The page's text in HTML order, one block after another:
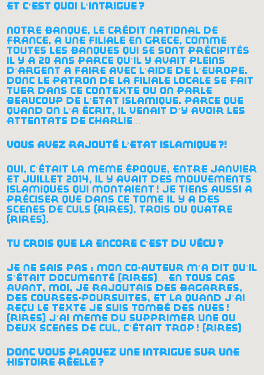
et c’est quoi l’intrigue ?
notre banque, le crédit national de
france, a une filiale en grèce, comme
toutes les banques qui se sont précipités
il y a 20 ans parce qu’il y avait pleins
d’argent à faire avec l’aide de l’europe.
donc le patron de la filiale locale se fait
tuer dans ce contexte où on parle
beaucoup de l’etat islamique. parce que
quand on l’a écrit, il venait d’y avoir les
attentats de charlie…
vous avez rajouté l’etat islamique ?!
oui, c’était la même époque, entre janvier
et juillet 2014, il y avait des mouvements
islamiques qui montaient ! je tiens aussi à
préciser que dans ce tome il y a des
scènes de culs (rires), trois ou quatre
(rires).
tu crois que là encore c’est du vécu ?
je ne sais pas : mon co-auteur m’a dit qu’il
s’était documenté (rires)… en tous cas
avant, moi, je rajoutais des bagarres,
des courses-poursuites, et là quand j’ai
reçu le texte je suis tombé des nues !
(rires) j’ai même dû supprimer une ou
deux scènes de cul, c’était trop ! (rires)
donc vous plaquez une intrigue sur une
histoire réelle ?